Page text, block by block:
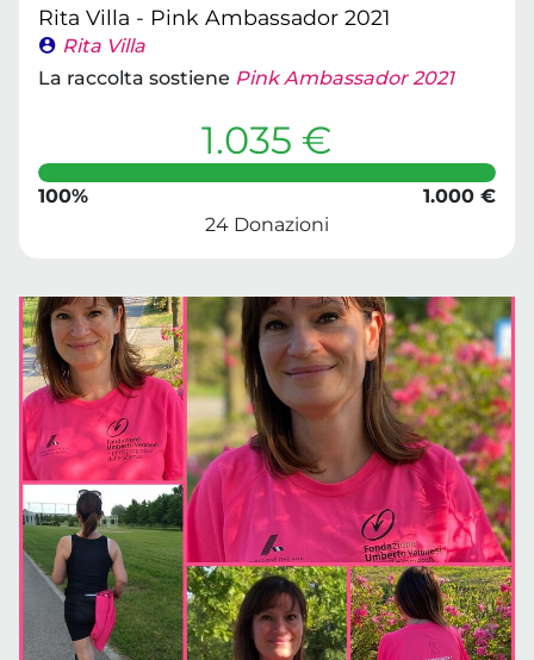
Rita Villa - Pink Ambassador 2021
Rita Villa
La raccolta sostiene Pink Ambassador 2021
1.035 €
100%
1.000 €
24 Donazioni